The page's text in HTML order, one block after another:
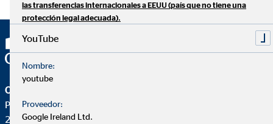
OVB Allfinanz España S.A.
Pza. Manuel Gómez Moreno, 2 8ªA
28020 Madrid
las transferencias internacionales a EEUU (país que no tiene una
protección legal adecuada).
YouTube
Nombre:
youtube
Proveedor:
Google Ireland Ltd.